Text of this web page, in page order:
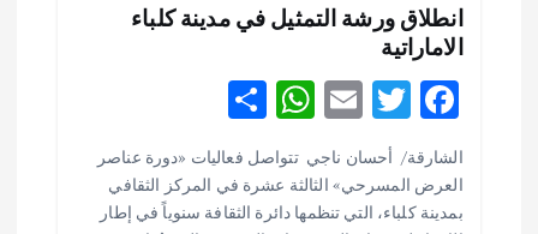
ت
انطلاق ورشة التمثيل في مدينة كلباء
الاماراتية
F
ac
e
b
T
w
it
te
E
ai
l
W
h
at
s
h
ar
e
الشارقة/ أحسان ناجي تتواصل فعاليات «دورة عناصر
العرض المسرحي» الثالثة عشرة في المركز الثقافي
بمدينة كلباء، التي تنظمها دائرة الثقافة سنوياً في إطار